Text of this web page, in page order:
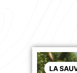
LA